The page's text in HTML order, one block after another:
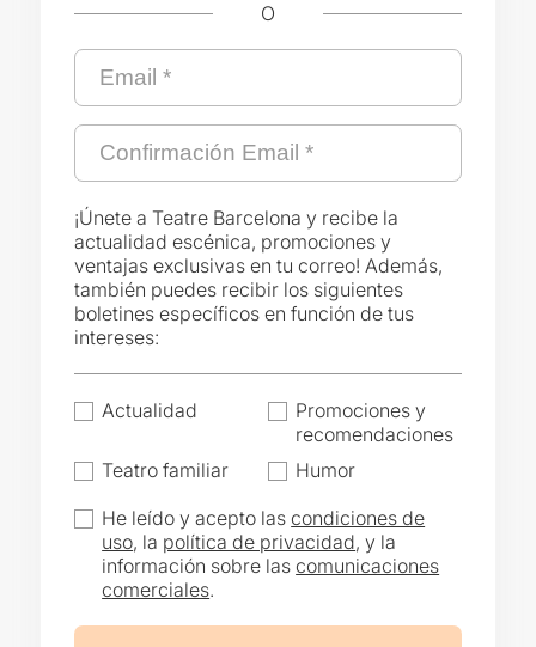
O
¡Únete a Teatre Barcelona y recibe la
actualidad escénica, promociones y
ventajas exclusivas en tu correo! Además,
también puedes recibir los siguientes
boletines específicos en función de tus
intereses:
Actualidad
Promociones y
recomendaciones
Teatro familiar
Humor
He leído y acepto lascondiciones de
uso, la política de privacidad, y la
información sobre lascomunicaciones
comerciales.